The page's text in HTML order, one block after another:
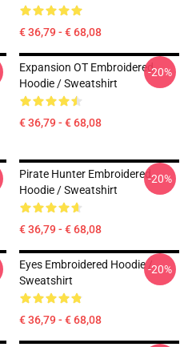
€ 36,79 - € 68,08
Expansion OT Embroidered
Hoodie / Sweatshirt
€ 36,79 - € 68,08
-20%
Pirate Hunter Embroidered
Hoodie / Sweatshirt
€ 36,79 - € 68,08
-20%
Eyes Embroidered Hoodie /
Sweatshirt
€ 36,79 - € 68,08
-20%